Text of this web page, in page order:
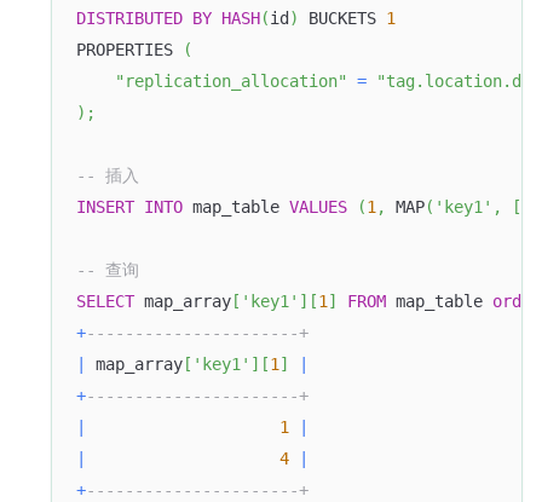
DISTRIBUTED BY HASH(id ) BUCKETS 1
PROPERTIES
(
"replication_allocation"
=
) ;
-- 插入
INSERT INTO map_table VALUES (1, MAP( 'key1' , [
-- 查询
SELECT map_array [ 'key1' ] [1] FROM map_table order
+----------------------+
map_array [ 'key1' ] [1]
+----------------------+
1
4
+----------------------+